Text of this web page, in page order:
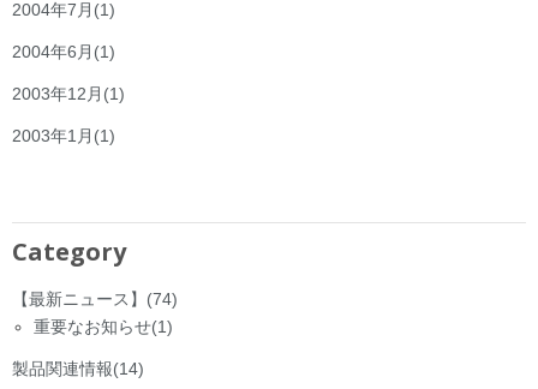
2004年7月 (1)
2004年6月 (1)
2003年12月 (1)
2003年1月 (1)
Category
【最新ニュース】 (74)
重要なお知らせ(1)
製品関連情報(14)